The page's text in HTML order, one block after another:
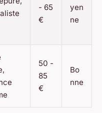
- 65
€
yen
ne
50 -
85
€
Bo
nne